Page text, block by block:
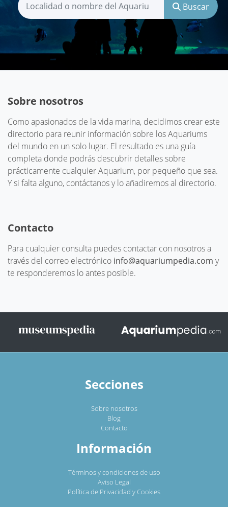
Buscar
Sobre nosotros
Como apasionados de la vida marina, decidimos crear este
directorio para reunir información sobre los Aquariums
del mundo en un solo lugar. El resultado es una guía
completa donde podrás descubrir detalles sobre
prácticamente cualquier Aquarium, por pequeño que sea.
Y si falta alguno, contáctanos y lo añadiremos al directorio.
Contacto
Para cualquier consulta puedes contactar con nosotros a
través del correo electrónico info@aquariumpedia.com y
te responderemos lo antes posible.
Secciones
Sobre nosotros
Blog
Contacto
Información
Términos y condiciones de uso
Aviso Legal
Política de Privacidad y Cookies